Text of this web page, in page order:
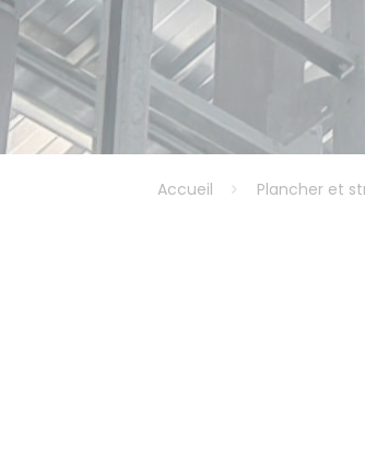
Accueil Plancher et